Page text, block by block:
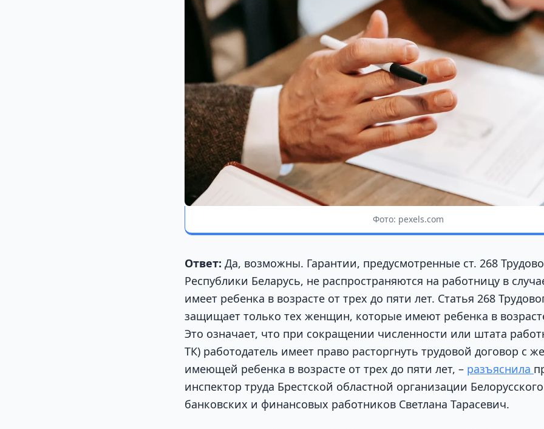
Фото: pexels.com
Ответ: Да, возможны. Гарантии, предусмотренные ст. 268
Республики Беларусь, не распространяются на работницу в
имеет ребенка в возрасте от трех до пяти лет. Статья 268
защищает только тех женщин, которые имеют ребенка в
Это означает, что при сокращении численности или штата
ТК) работодатель имеет право расторгнуть трудовой договор с
имеющей ребенка в возрасте от трех до пяти лет, – разъяснила
инспектор труда Брестской областной организации
банковских и финансовых работников Светлана Тарасевич.